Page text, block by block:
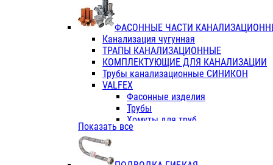
Фитинги с металл. серые
Фитинги ПП (серые)
Фитинги ПП белые
Краны
Фитинги ПП (белые)
Фитинги ПП с металлом белые
ПК КОНТУР
Краны полипропиленовые
Трубы полипропиленивые
TK
VALFEX
ФАСОННЫЕ ЧАСТИ
Канализация чугунная
ТРАПЫ КАНАЛИЗАЦИОННЫЕ
КОМПЛЕКТУЮЩИЕ ДЛЯ КАНАЛИЗАЦИИ
Трубы канализационные СИНИКОН
VALFEX
Фасонные изделия
Трубы
Хомуты для труб
ПВХ (стройполимер)
Показать все